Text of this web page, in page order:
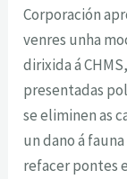
Corporación
venres unha
dirixida á
presentadas
se eliminen as
un dano á
refacer pontes